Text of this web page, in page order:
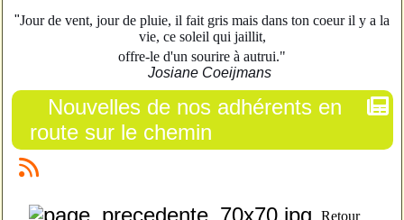
"Jour de vent, jour de pluie, il fait gris mais dans ton coeur il y a la
vie, ce soleil qui jaillit,
offre-le d'un sourire à autrui."
Josiane Coeijmans
Nouvelles de nos adhérents en
route sur le chemin
Retour